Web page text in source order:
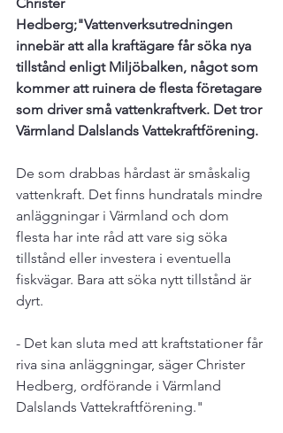
Hedberg;"Vattenverksutredningen
innebär att alla kraftägare får söka nya
tillstånd enligt Miljöbalken, något som
kommer att ruinera de flesta företagare
som driver små vattenkraftverk. Det tror
Värmland Dalslands Vattekraftförening.
De som drabbas hårdast är småskalig
vattenkraft. Det finns hundratals mindre
anläggningar i Värmland och dom
flesta har inte råd att vare sig söka
tillstånd eller investera i eventuella
fiskvägar. Bara att söka nytt tillstånd är
dyrt.
- Det kan sluta med att kraftstationer får
riva sina anläggningar, säger Christer
Hedberg, ordförande i Värmland
Dalslands Vattekraftförening."